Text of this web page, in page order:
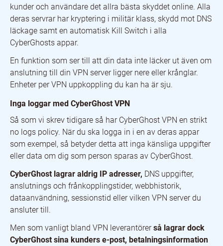
kunder och användare det allra bästa skyddet online. Alla
deras servrar har kryptering i militär klass, skydd mot DNS
läckage samt en automatisk Kill Switch i alla
CyberGhosts appar.
En funktion som ser till att din data inte läcker ut även om
anslutning till din VPN server ligger nere eller krånglar.
Enheter per VPN uppkoppling du kan ha är sju.
Inga loggar med CyberGhost VPN
Så som vi skrev tidigare så har CyberGhost VPN en strikt
no logs policy. När du ska logga in i en av deras appar
som exempel, så betyder detta att inga känsliga uppgifter
eller data om dig som person sparas av CyberGhost.
CyberGhost lagrar aldrig IP adresser, DNS uppgifter,
anslutnings och frånkopplingstider, webbhistorik,
dataanvändning, sessionstid eller vilken VPN server du
ansluter till.
Men som vanligt bland VPN leverantörerså lagrar dock
CyberGhost sina kunders e-post, betalningsinformation